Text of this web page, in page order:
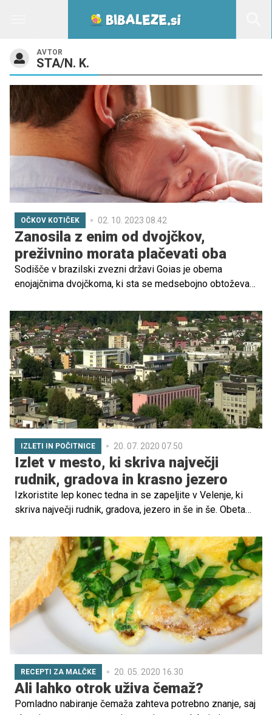
AVTOR
STA/N. K.
OČKOV KOTIČEK 02. 10. 2023 08.42
Zanosila z enim od dvojčkov,
preživnino morata plačevati oba
Sodišče v brazilski zvezni državi Goias je obema
enojajčnima dvojčkoma, ki sta se medsebojno obtoževala
rojstni list bosta vpisana oba dvojčka, ki sta skušala
izkoristiti svojo izjemno podobnost, da bi zakrila svojo
identiteto, poroča francoska tiskovna agencija AFP.
IZLETI IN POČITNICE 20. 07. 2020 07.50
Izlet v mesto, ki skriva največji
rudnik, gradova in krasno jezero
Izkoristite lep konec tedna in se zapeljite v Velenje, ki
skriva največji rudnik, gradova, jezero in še in še. Obeta
RECEPTI ZA MALČKE 20. 05. 2020 16.30
Ali lahko otrok uživa čemaž?
Pomladno nabiranje čemaža zahteva potrebno znanje, saj